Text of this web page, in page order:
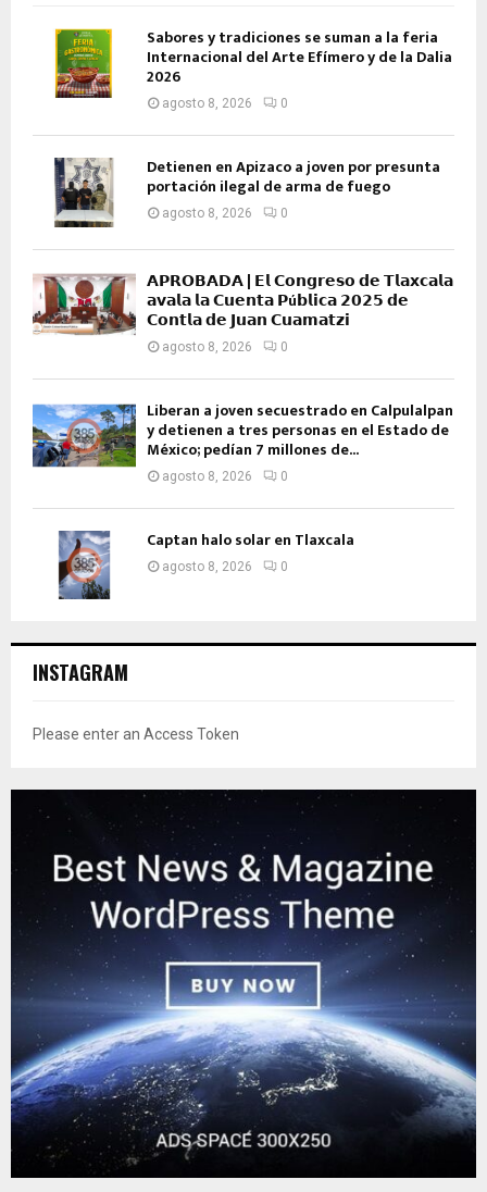
Sabores y tradiciones se suman a la feria
Internacional del Arte Efímero y de la Dalia
2026
agosto 8, 2026 0
Detienen en Apizaco a joven por presunta
portación ilegal de arma de fuego
agosto 8, 2026 0
𝗔𝗣𝗥𝗢𝗕𝗔𝗗𝗔 | 𝗘𝗹 𝗖𝗼𝗻𝗴𝗿𝗲𝘀𝗼 𝗱𝗲 𝗧𝗹𝗮𝘅𝗰𝗮𝗹𝗮
𝗮𝘃𝗮𝗹𝗮 𝗹𝗮 𝗖𝘂𝗲𝗻𝘁𝗮 𝗣ú𝗯𝗹𝗶𝗰𝗮 𝟮𝟬𝟮𝟱 𝗱𝗲
𝗖𝗼𝗻𝘁𝗹𝗮 𝗱𝗲 𝗝𝘂𝗮𝗻 𝗖𝘂𝗮𝗺𝗮𝘁𝘇𝗶
agosto 8, 2026 0
Liberan a joven secuestrado en Calpulalpan
y detienen a tres personas en el Estado de
México; pedían 7 millones de...
agosto 8, 2026 0
Captan halo solar en Tlaxcala
agosto 8, 2026 0
INSTAGRAM
Please enter an Access Token